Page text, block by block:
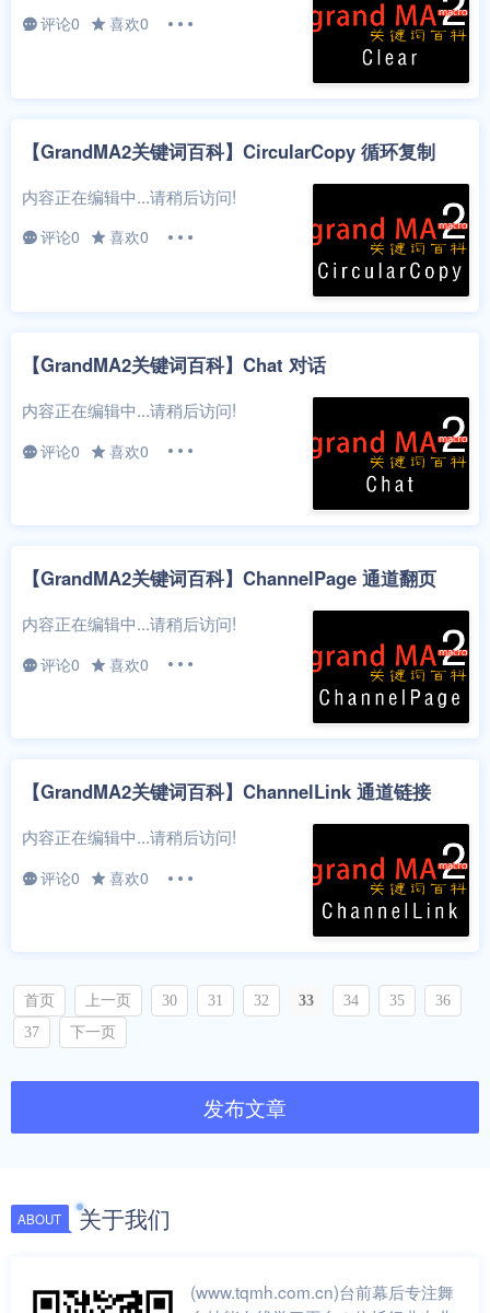
评论0 喜欢0
【GrandMA2关键词百科】CircularCopy 循环复制
内容正在编辑中...请稍后访问!
评论0 喜欢0
【GrandMA2关键词百科】Chat 对话
内容正在编辑中...请稍后访问!
评论0 喜欢0
【GrandMA2关键词百科】ChannelPage 通道翻页
内容正在编辑中...请稍后访问!
评论0 喜欢0
【GrandMA2关键词百科】ChannelLink 通道链接
内容正在编辑中...请稍后访问!
评论0 喜欢0
首页 上一页 30 31 32 33 34 35
36
37
下一页
发布文章
ABOUT 关于我们
(www.tqmh.com.cn)台前幕后专注舞